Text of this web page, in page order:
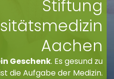
Stiftung
Aachen
Geschenk. Es gesund zu
die Aufgabe der Medizin.